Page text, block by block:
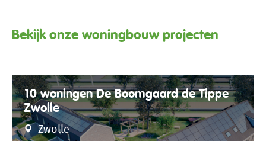
Bekijk onze woningbouw projecten
10 woningen De Boomgaard de Tippe
Zwolle
Zwolle